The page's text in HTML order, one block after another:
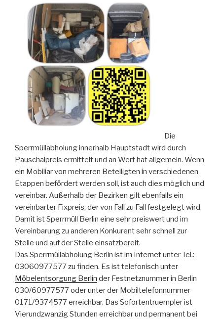
Die
Sperrmüllabholung innerhalb Hauptstadt wird durch
Pauschalpreis ermittelt und an Wert hat allgemein. Wenn
ein Mobiliar von mehreren Beteiligten in verschiedenen
Etappen befördert werden soll, ist auch dies möglich und
vereinbar. Außerhalb der Bezirken gilt ebenfalls ein
vereinbarter Fixpreis, der von Fall zu Fall festgelegt wird.
Damit ist Sperrmüll Berlin eine sehr preiswert und im
Vereinbarung zu anderen Konkurent sehr schnell zur
Stelle und auf der Stelle einsatzbereit.
Das Sperrmüllabholung Berlin ist im Internet unter Tel.:
03060977577 zu finden. Es ist telefonisch unter
Möbelentsorgung Berlin der Festnetznummer in Berlin
030/60977577 oder unter der Mobiltelefonnummer
0171/9374577 erreichbar. Das Sofortentruempler ist
Vierundzwanzig Stunden erreichbar und permanent bei